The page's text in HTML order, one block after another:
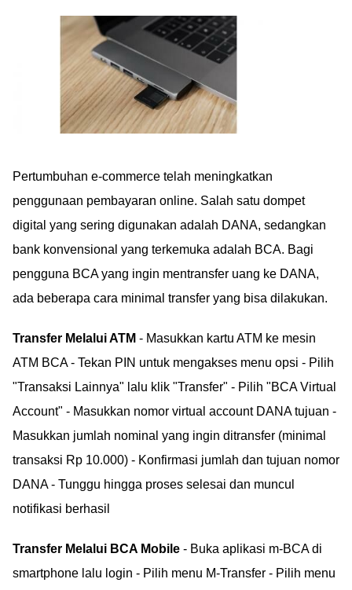
Pertumbuhan e-commerce telah meningkatkan
penggunaan pembayaran online. Salah satu dompet
digital yang sering digunakan adalah DANA, sedangkan
bank konvensional yang terkemuka adalah BCA. Bagi
pengguna BCA yang ingin mentransfer uang ke DANA,
ada beberapa cara minimal transfer yang bisa dilakukan.
Transfer Melalui ATM - Masukkan kartu ATM ke mesin
ATM BCA - Tekan PIN untuk mengakses menu opsi - Pilih
"Transaksi Lainnya" lalu klik "Transfer" - Pilih "BCA Virtual
Account" - Masukkan nomor virtual account DANA tujuan -
Masukkan jumlah nominal yang ingin ditransfer (minimal
transaksi Rp 10.000) - Konfirmasi jumlah dan tujuan nomor
DANA - Tunggu hingga proses selesai dan muncul
notifikasi berhasil
Transfer Melalui BCA Mobile - Buka aplikasi m-BCA di
smartphone lalu login - Pilih menu M-Transfer - Pilih menu